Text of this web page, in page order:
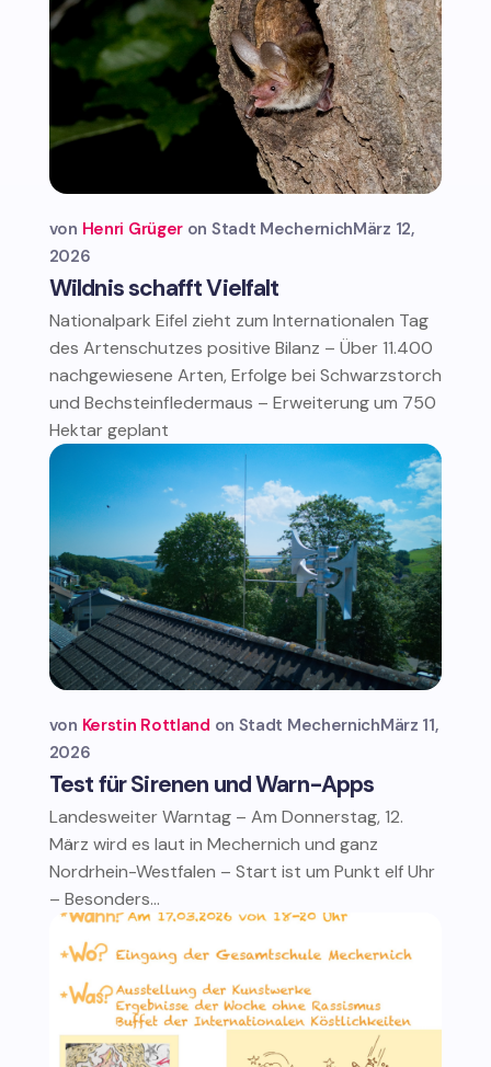
Wildnis schafft Vielfalt
von Henri Grüger Stadt MechernichMärz 12,
2026
Nationalpark Eifel zieht zum Internationalen Tag
des Artenschutzes positive Bilanz – Über 11.400
nachgewiesene Arten, Erfolge bei Schwarzstorch
und Bechsteinfledermaus – Erweiterung um 750
Hektar geplant
Test für Sirenen und Warn-Apps
von Kerstin Rottland Stadt MechernichMärz 11,
2026
Landesweiter Warntag – Am Donnerstag, 12.
März wird es laut in Mechernich und ganz
Nordrhein-Westfalen – Start ist um Punkt elf Uhr
– Besonders...